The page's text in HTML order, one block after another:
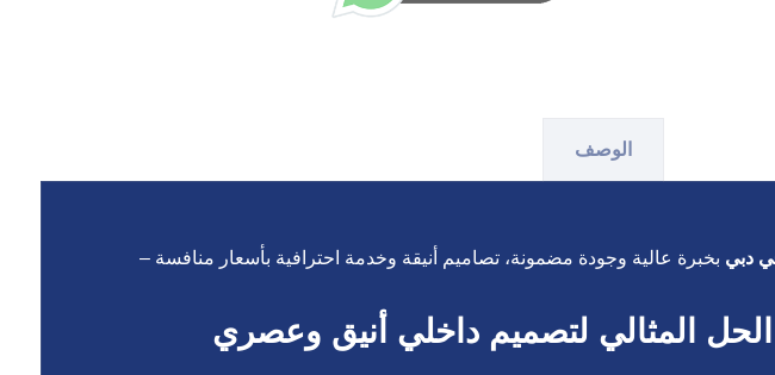
الوصف
دبي بخبرة عالية وجودة مضمونة، تصاميم أنيقة وخدمة احترافية بأسعار منافسة –
المثالي لتصميم داخلي أنيق وعصري